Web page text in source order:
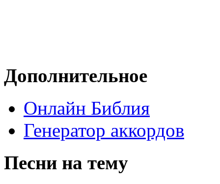
Дополнительное
Онлайн Библия
Генератор аккордов
Песни на тему